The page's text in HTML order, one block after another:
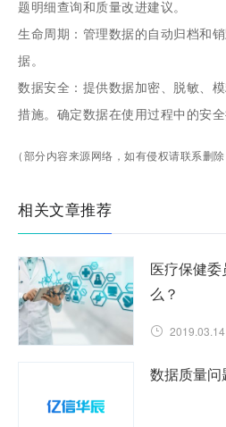
题明细查询和质量改进建议。
生命周期：管理数据的自动归档和
据。
数据安全：提供数据加密、脱敏、
措施。确定数据在使用过程中的安全
（部分内容来源网络，如有侵权请联系删除
相关文章推荐
医疗保健
么？
2019.03.14
数据质量问